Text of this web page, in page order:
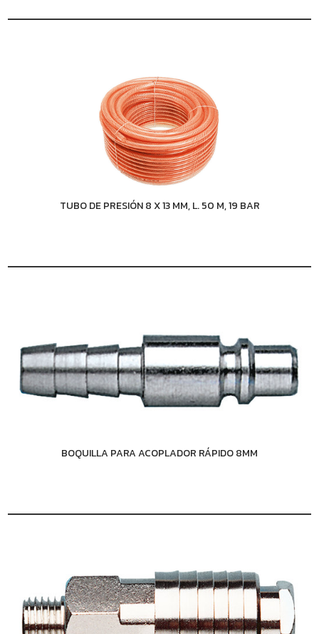
TUBO DE PRESIÓN 8 X 13 MM, L. 50 M, 19 BAR
BOQUILLA PARA ACOPLADOR RÁPIDO 8MM